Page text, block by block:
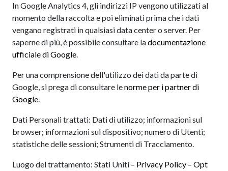
In Google Analytics 4, gli indirizzi IP vengono utilizzati al
momento della raccolta e poi eliminati prima che i dati
vengano registrati in qualsiasi data center o server. Per
saperne di più, è possibile consultare ladocumentazione
ufficiale di Google.
Per una comprensione dell'utilizzo dei dati da parte di
Google, si prega di consultare lenorme per i partner di
Google.
Dati Personali trattati: Dati di utilizzo; informazioni sul
browser; informazioni sul dispositivo; numero di Utenti;
statistiche delle sessioni; Strumenti di Tracciamento.
Luogo del trattamento: Stati Uniti – Privacy Policy – Opt